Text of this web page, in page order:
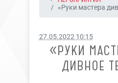
«Руки мастера
27.05.2022 10:15
«РУКИ
ДИВНОЕ